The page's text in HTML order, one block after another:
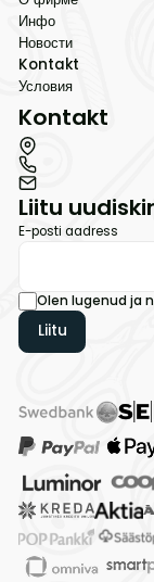
Инфо
Новости
Kontakt
Условия
Kontakt
Liitu
E-posti aadress
Olen lugenud ja